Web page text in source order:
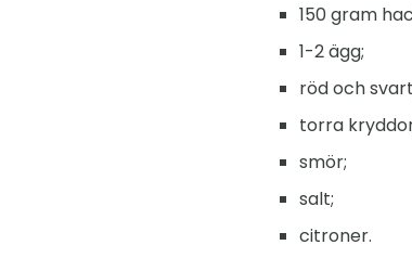
150 gram
1-2 ägg;
röd och
torra
smör;
salt;
citroner.